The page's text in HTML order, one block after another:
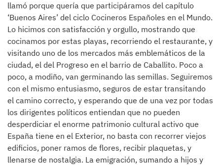
llamó porque quería que participáramos del capítulo
‘Buenos Aires’ del ciclo Cocineros Españoles en el Mundo.
Lo hicimos con satisfacción y orgullo, mostrando que
cocinamos por estas playas, recorriendo el restaurante, y
visitando uno de los mercados más emblemáticos de la
ciudad, el del Progreso en el barrio de Caballito. Poco a
poco, a modiño, van germinando las semillas. Seguiremos
con el mismo entusiasmo, seguros de estar transitando
el camino correcto, y esperando que de una vez por todas
los dirigentes políticos entiendan que no pueden
desperdiciar el enorme patrimonio cultural activo que
España tiene en el Exterior, no basta con recorrer viejos
edificios, poner ramos de flores, recibir plaquetas, y
llenarse de nostalgia. La emigración, sumando a hijos y